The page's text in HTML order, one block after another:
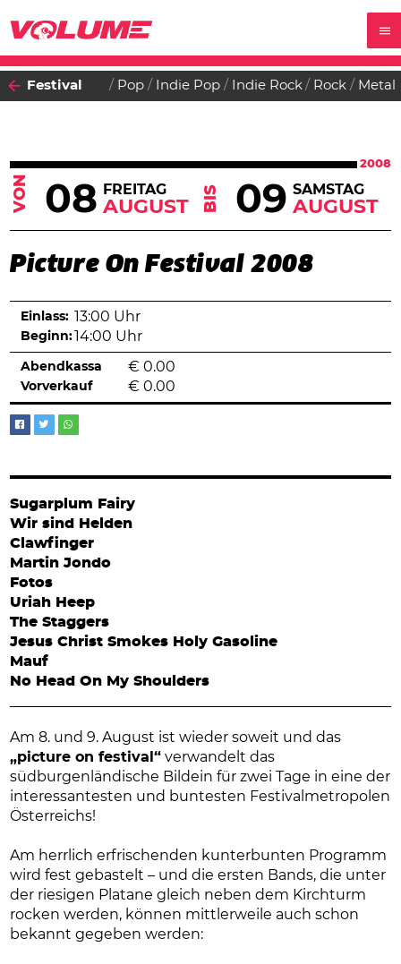
Festival Pop Indie Pop Indie Rock Rock Metal
2008
VON 08 FREITAG
AUGUST BIS 09 SAMSTAG
AUGUST
Picture On Festival 2008
Einlass: 13:00 Uhr
Beginn: 14:00 Uhr
Abendkassa € 0.00
Vorverkauf € 0.00
Sugarplum Fairy
Wir sind Helden
Clawfinger
Martin Jondo
Fotos
Uriah Heep
The Staggers
Jesus Christ Smokes Holy Gasoline
Mauf
No Head On My Shoulders
Am 8. und 9. August ist wieder soweit und das
„picture on festival“ verwandelt das
südburgenländische Bildein für zwei Tage in eine der
interessantesten und buntesten Festivalmetropolen
Österreichs!
Am herrlich erfrischenden kunterbunten Programm
wird fest gebastelt – und die ersten Bands, die unter
der riesigen Platane gleich neben dem Kirchturm
rocken werden, können mittlerweile auch schon
bekannt gegeben werden: